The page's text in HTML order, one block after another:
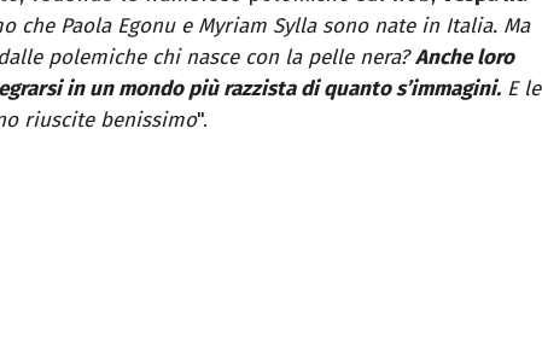
che Paola Egonu e Myriam Sylla sono nate in Italia. Ma
polemiche chi nasce con la pelle nera?Anche loro
in un mondo più razzista di quanto s’immagini. E le
riuscite benissimo".